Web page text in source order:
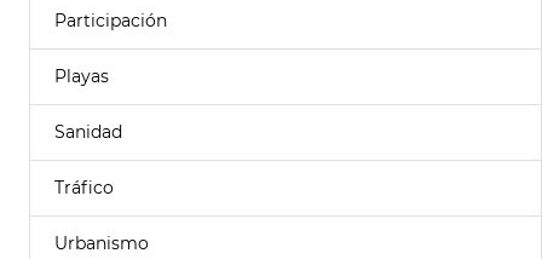
Participación
Playas
Sanidad
Tráfico
Urbanismo